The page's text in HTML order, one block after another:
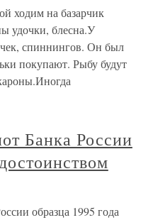
ходим на базарчик
удочки, блесна.У
спиннингов. Он был
покупают. Рыбу будут
Банка России
образца 1995 года